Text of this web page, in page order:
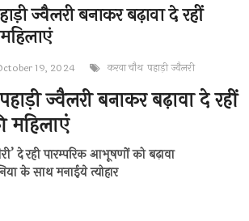
ज्वैलरी बनाकर बढ़ावा दे रहीं
19, 2024 करवा चौथ पहाड़ी ज्वैलरी
ज्वैलरी बनाकर बढ़ावा दे रहीं
महिलाएं
दे रही पारम्परिक आभूषणों को बढ़ावा
के साथ मनाईये त्योहार